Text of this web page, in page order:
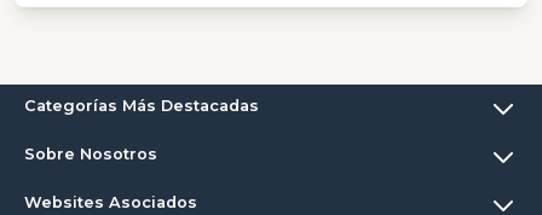
Categorías Más Destacadas
Sobre Nosotros
Websites Asociados